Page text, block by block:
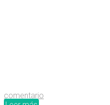
comentario